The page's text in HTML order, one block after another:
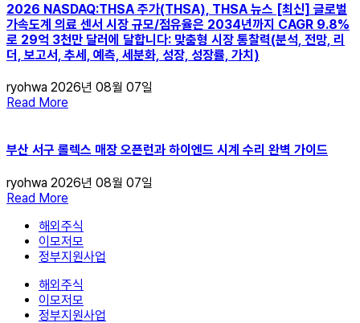
2026 NASDAQ:THSA 주가(THSA), THSA 뉴스 [최신] 글로벌
가속도계 의료 센서 시장 규모/점유율은 2034년까지 CAGR 9.8%
로 29억 3천만 달러에 달합니다: 맞춤형 시장 통찰력(분석, 전망, 리
더, 보고서, 추세, 예측, 세분화, 성장, 성장률, 가치)
ryohwa 2026년 08월 07일
Read More
부산 서구 롤렉스 매장 오픈런과 하이엔드 시계 수리 완벽 가이드
ryohwa 2026년 08월 07일
Read More
해외주식
이모저모
정부지원사업
해외주식
이모저모
정부지원사업